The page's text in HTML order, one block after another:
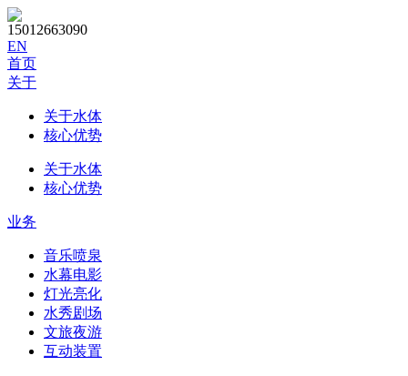
15012663090
EN
首页
关于
关于水体
核心优势
关于水体
核心优势
业务
音乐喷泉
水幕电影
灯光亮化
水秀剧场
文旅夜游
互动装置